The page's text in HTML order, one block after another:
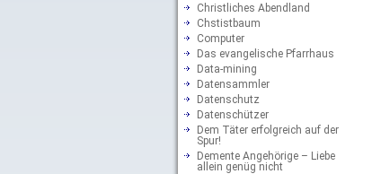
Christliches Abendland
Chstistbaum
Computer
Das evangelische Pfarrhaus
Data-mining
Datensammler
Datenschutz
Datenschützer
Dem Täter erfolgreich auf der
Spur!
Demente Angehörige – Liebe
allein genüg nicht